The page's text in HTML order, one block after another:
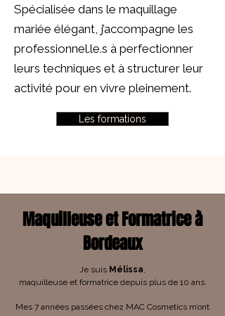
Spécialisée dans le maquillage
mariée élégant, j’accompagne les
professionnel.le.s à perfectionner
leurs techniques et à structurer leur
activité pour en vivre pleinement. ​
Les formations
Maquilleuse et Formatrice à
Bordeaux
Je suis Mélissa,
maquilleuse et formatrice depuis plus de 10 ans.
Mes 7 années passées chez MAC Cosmetics m’ont